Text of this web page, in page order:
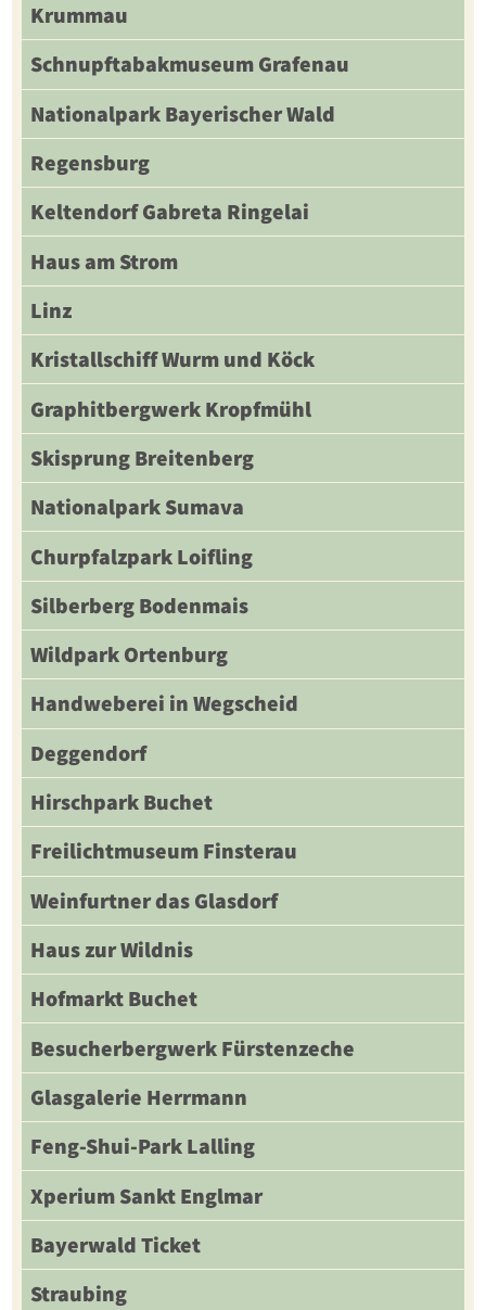
Krummau
Schnupftabakmuseum Grafenau
Nationalpark Bayerischer Wald
Regensburg
Keltendorf Gabreta Ringelai
Haus am Strom
Linz
Kristallschiff Wurm und Köck
Graphitbergwerk Kropfmühl
Skisprung Breitenberg
Nationalpark Sumava
Churpfalzpark Loifling
Silberberg Bodenmais
Wildpark Ortenburg
Handweberei in Wegscheid
Deggendorf
Hirschpark Buchet
Freilichtmuseum Finsterau
Weinfurtner das Glasdorf
Haus zur Wildnis
Hofmarkt Buchet
Besucherbergwerk Fürstenzeche
Glasgalerie Herrmann
Feng-Shui-Park Lalling
Xperium Sankt Englmar
Bayerwald Ticket
Straubing